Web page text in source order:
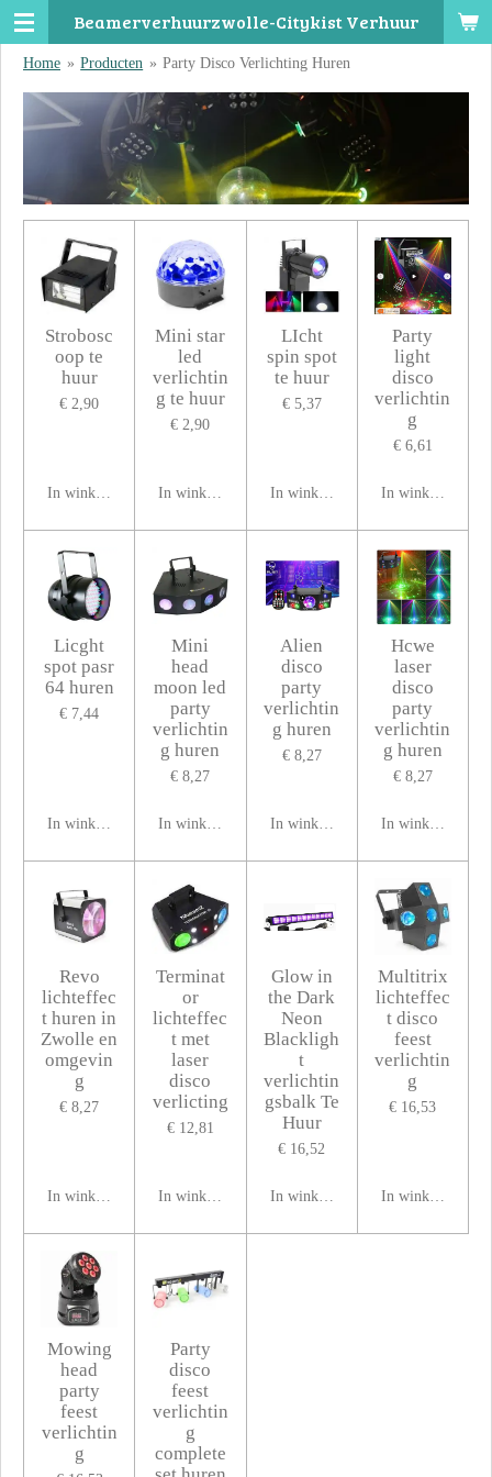
Ga
hoofdinhoud
Beamerverhuurzwolle-Citykist Verhuur
Home » Producten » Party Disco Verlichting Huren
Strobosc
oop te
huur
€ 2,90
In winkelwagen
Mini star
led
verlichtin
g te huur
€ 2,90
In winkelwagen
LIcht
spin spot
te huur
€ 5,37
In winkelwagen
Party
light
disco
verlichtin
g
€ 6,61
In winkelwagen
Licght
spot pasr
64 huren
€ 7,44
In winkelwagen
Mini
head
moon led
party
verlichtin
g huren
€ 8,27
In winkelwagen
Alien
disco
party
verlichtin
g huren
€ 8,27
In winkelwagen
Hcwe
laser
disco
party
verlichtin
g huren
€ 8,27
In winkelwagen
Revo
lichteffec
t huren in
Zwolle en
omgevin
g
€ 8,27
In winkelwagen
Terminat
or
lichteffec
t met
laser
disco
verlicting
€ 12,81
In winkelwagen
Glow in
the Dark
Neon
Blackligh
t
verlichtin
gsbalk Te
Huur
€ 16,52
In winkelwagen
Multitrix
lichteffec
t disco
feest
verlichtin
g
€ 16,53
In winkelwagen
Mowing
head
party
feest
verlichtin
g
Party
disco
feest
verlichtin
g
complete